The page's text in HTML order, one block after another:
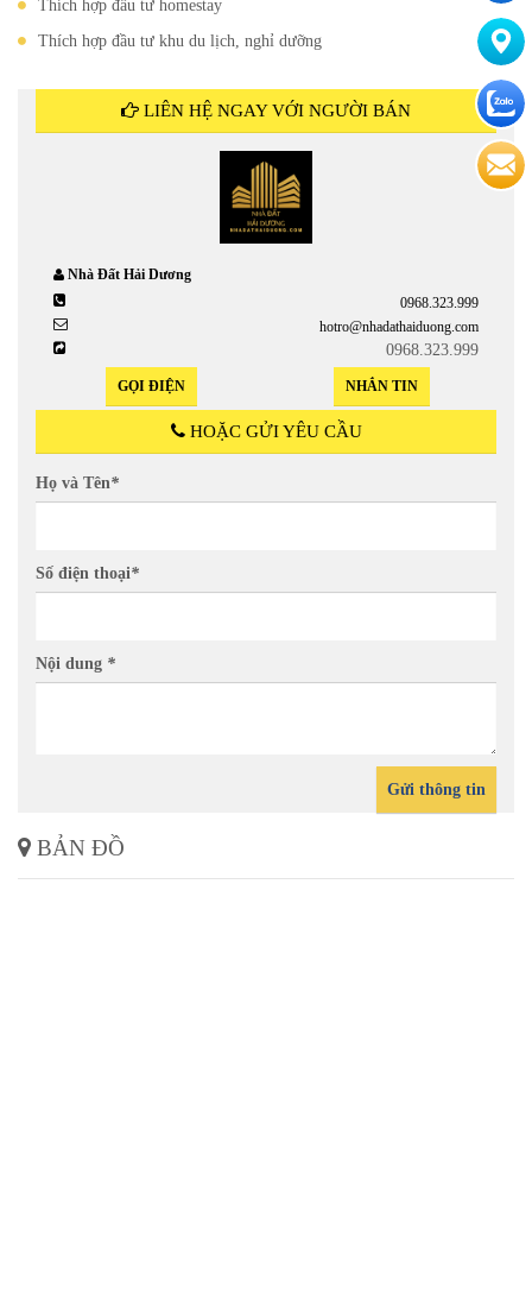
Thích hợp đầu tư homestay
Thích hợp đầu tư khu du lịch, nghỉ dưỡng
LIÊN HỆ NGAY VỚI NGƯỜI BÁN
Nhà Đất Hải Dương
0968.323.999
hotro@nhadathaiduong.com
0968.323.999
GỌI ĐIỆN NHẮN TIN
HOẶC GỬI YÊU CẦU
Họ và Tên*
Số điện thoại*
Nội dung *
Gửi thông tin
BẢN ĐỒ